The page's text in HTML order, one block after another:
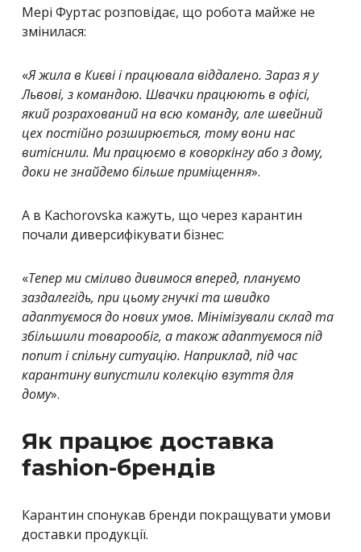
Мері Фуртас розповідає, що робота майже не
змінилася:
«Я жила в Києві і працювала віддалено. Зараз я у
Львові, з командою. Швачки працюють в офісі,
який розрахований на всю команду, але швейний
цех постійно розширюється, тому вони нас
витіснили. Ми працюємо в коворкінгу або з дому,
доки не знайдемо більше приміщення».
А в Kachorovska кажуть, що через карантин
почали диверсифікувати бізнес:
«Тепер ми сміливо дивимося вперед, плануємо
заздалегідь, при цьому гнучкі та швидко
адаптуємося до нових умов. Мінімізували склад та
збільшили товарообіг, а також адаптуємося під
попит і спільну ситуацію. Наприклад, під час
карантину випустили колекцію взуття для
дому».
Як працює доставка
fashion-брендів
Карантин спонукав бренди покращувати умови
доставки продукції.